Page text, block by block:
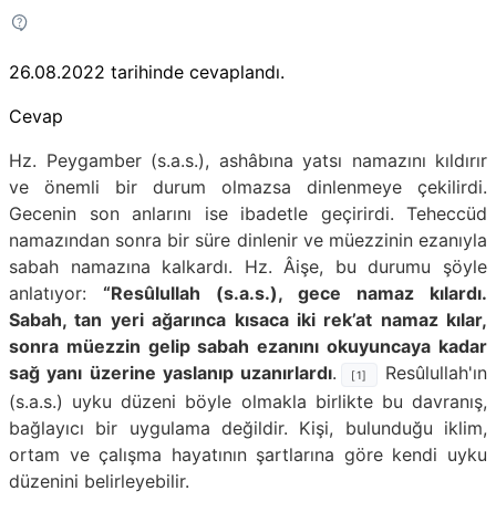
26.08.2022 tarihinde cevaplandı.
Cevap
Hz. Peygamber (s.a.s.), ashâbına yatsı namazını kıldırır
ve önemli bir durum olmazsa dinlenmeye çekilirdi.
Gecenin son anlarını ise ibadetle geçirirdi. Teheccüd
namazından sonra bir süre dinlenir ve müezzinin ezanıyla
sabah namazına kalkardı. Hz. Âişe, bu durumu şöyle
anlatıyor: “Resûlullah (s.a.s.), gece namaz kılardı.
Sabah, tan yeri ağarınca kısaca iki rek’at namaz kılar,
sonra müezzin gelip sabah ezanını okuyuncaya kadar
sağ yanı üzerine yaslanıp uzanırlardı. [1]
Resûlullah'ın
(s.a.s.) uyku düzeni böyle olmakla birlikte bu davranış,
bağlayıcı bir uygulama değildir. Kişi, bulunduğu iklim,
ortam ve çalışma hayatının şartlarına göre kendi uyku
düzenini belirleyebilir.